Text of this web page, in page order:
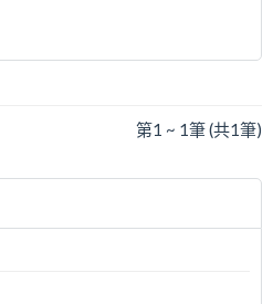
第1 ~ 1筆 (共1筆)